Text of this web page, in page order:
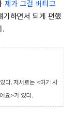
제가 그걸 버티고
기하면서 되게 편했
.
다. 저서로는 <여기 사
요>가 있다.